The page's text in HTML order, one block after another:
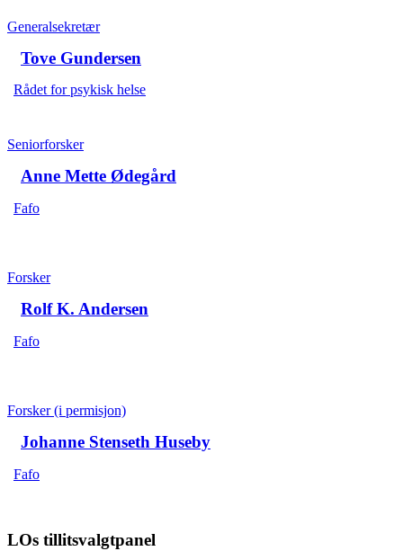
Generalsekretær
Tove Gundersen
Rådet for psykisk helse
Seniorforsker
Anne Mette Ødegård
Fafo
Forsker
Rolf K. Andersen
Fafo
Forsker (i permisjon)
Johanne Stenseth Huseby
Fafo
LOs tillitsvalgtpanel